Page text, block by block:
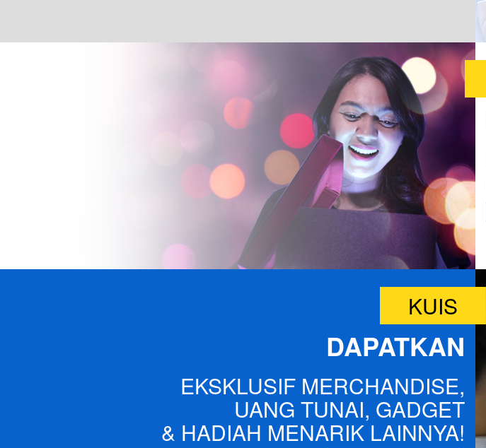
KUIS
DAPATKAN
EKSKLUSIF MERCHANDISE,
UANG TUNAI, GADGET
& HADIAH MENARIK LAINNYA!